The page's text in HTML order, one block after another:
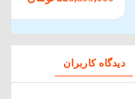
دیدگاه کاربران